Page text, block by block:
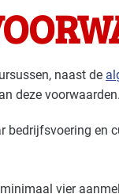
naast de
deze voorwaarden.
en
vier